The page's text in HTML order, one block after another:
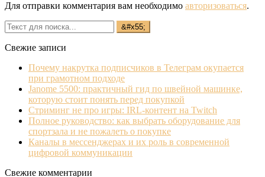
Для отправки комментария вам необходимо авторизоваться.
Свежие записи
Почему накрутка подписчиков в Телеграм окупается
при грамотном подходе
Janome 5500: практичный гид по швейной машинке,
которую стоит понять перед покупкой
Стриминг не про игры: IRL‐контент на Twitch
Полное руководство: как выбрать оборудование для
спортзала и не пожалеть о покупке
Каналы в мессенджерах и их роль в современной
цифровой коммуникации
Свежие комментарии